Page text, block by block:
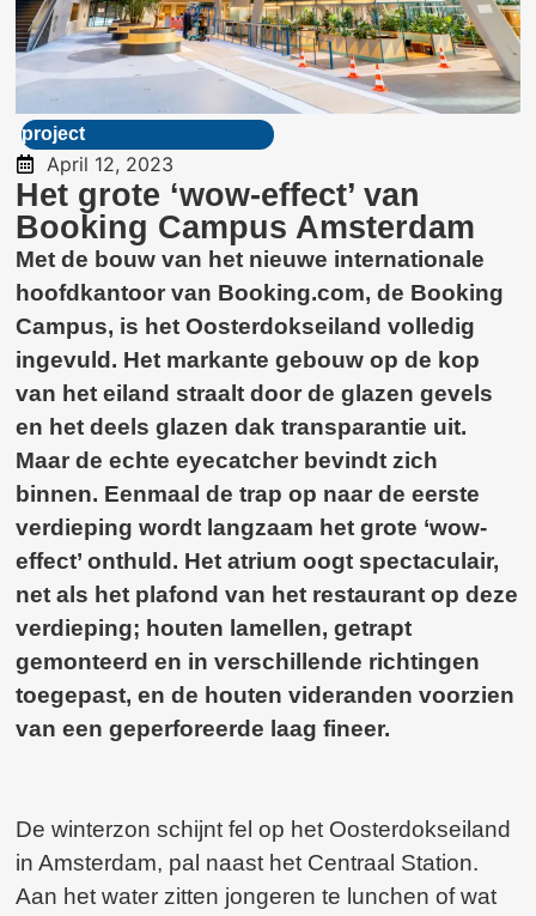
project
April 12, 2023
Het grote ‘wow-effect’ van
Booking Campus Amsterdam
Met de bouw van het nieuwe internationale
hoofdkantoor van Booking.com, de Booking
Campus, is het Oosterdokseiland volledig
ingevuld. Het markante gebouw op de kop
van het eiland straalt door de glazen gevels
en het deels glazen dak transparantie uit.
Maar de echte eyecatcher bevindt zich
binnen. Eenmaal de trap op naar de eerste
verdieping wordt langzaam het grote ‘wow-
effect’ onthuld. Het atrium oogt spectaculair,
net als het plafond van het restaurant op deze
verdieping; houten lamellen, getrapt
gemonteerd en in verschillende richtingen
toegepast, en de houten videranden voorzien
van een geperforeerde laag fineer.
De winterzon schijnt fel op het Oosterdokseiland
in Amsterdam, pal naast het Centraal Station.
Aan het water zitten jongeren te lunchen of wat